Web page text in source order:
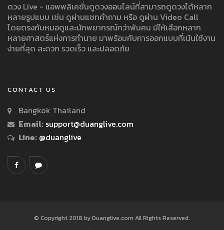
ดวง Live - แอพพลิเคชั่นดูดวงออนไลน์ที่สามารถดูดวงได้หลาก
หลายรูปแบบ เช่น ดูผ่านแชทคำถาม หรือ ดูผ่าน Video Call
โดยตรงกับหมอดูและนักพยากรณ์กว่าพันคน มีให้เลือกหลาก
หลายศาสตร์แห่งการทำนาย มาพร้อมกับการออกแบบที่เน้นใช้งาน
ง่ายที่สุด สะดวก รวดเร็ว และปลอดภัย
CONTACT US
Bangkok Thailand
Email: support@duanglive.com
Line: @duanglive
© Copyright 2018 by Duanglive.com All Rights Reserved.